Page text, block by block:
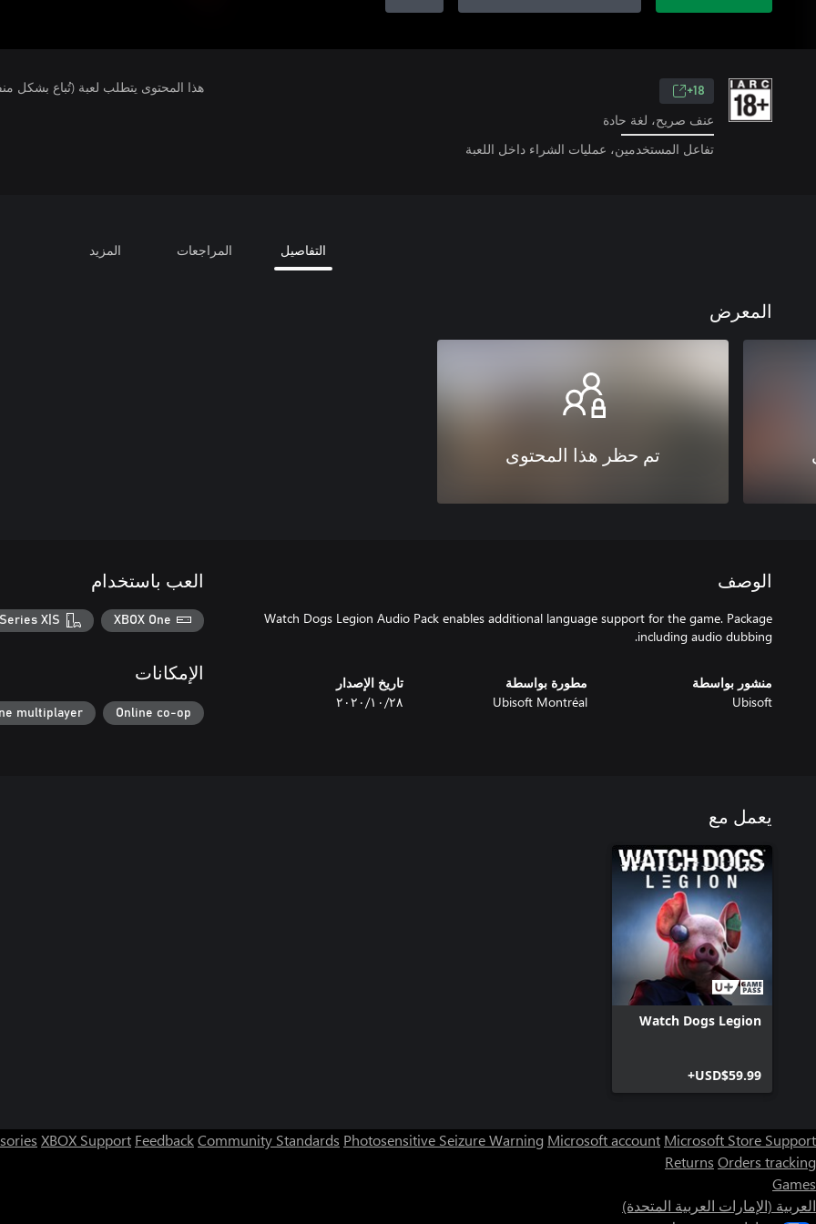
18+
عنف صريح، لغة حادة
تفاعل المستخدمين، عمليات الشراء داخل اللعبة
هذا المحتوى يتطلب لعبة (تُباع بشكل
التفاصيل المراجعات المزيد
المعرض
تم حظر هذا المحتوى
الوصف
Watch Dogs Legion Audio Pack enables additional language support for the game. Package
including audio dubbing.
منشور بواسطة
Ubisoft
مطورة بواسطة
Ubisoft Montréal
تاريخ الإصدار
٢٨‏/١٠‏/٢٠٢٠
العب باستخدام
XBOX One
X|S
الإمكانات
Online co-op
multiplayer
يعمل مع
Watch Dogs Legion
USD$59.99+
XBOX Support FeedbackCommunity Standards Photosensitive Seizure Warning Microsoft account Microsoft Store Support
Returns Orders tracking
Games
العربية (الإمارات العربية المتحدة)